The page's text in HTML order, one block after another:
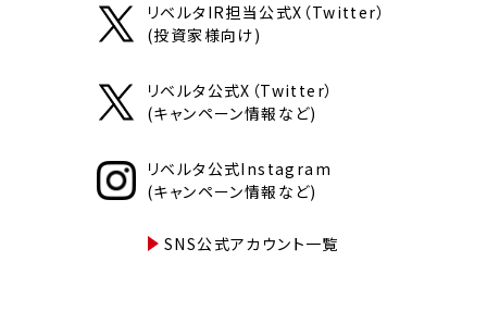
リベルタIR担当公式X（Twitter）
(投資家様向け)
リベルタ公式X（Twitter）
(キャンペーン情報など)
リベルタ公式Instagram
(キャンペーン情報など)
SNS公式アカウント一覧